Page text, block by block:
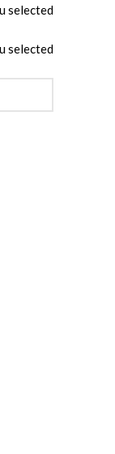
selected
selected